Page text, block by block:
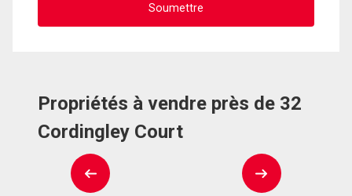
Propriétés à vendre près de 32
Cordingley Court